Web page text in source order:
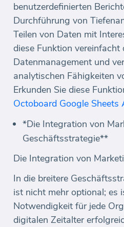
benutzerdefinierten
Durchführung von
Teilen von Daten mit
diese Funktion vereinfacht
Datenmanagement und
analytischen Fähigkeiten
Erkunden Sie diese
Octoboard Google
*Die Integration von
Geschäftsstrategie**
Die Integration von
In die breitere
ist nicht mehr optional; es
Notwendigkeit für jede
digitalen Zeitalter